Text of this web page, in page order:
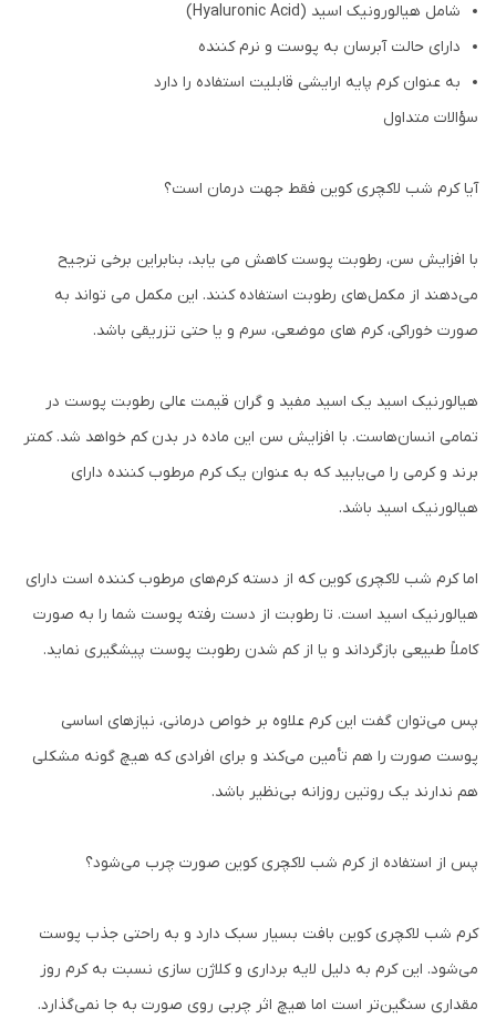
شامل هیالورونیک اسید (Hyaluronic Acid)
دارای حالت آبرسان به پوست و نرم کننده
به عنوان کرم پایه ارایشی قابلیت استفاده را دارد
سؤالات متداول
آیا کرم شب لاکچری کوین فقط جهت درمان است؟
با افزایش سن، رطوبت پوست کاهش می یابد، بنابراین برخی ترجیح
می‌دهند از مکمل‌های رطوبت استفاده کنند. این مکمل می تواند به
صورت خوراکی، کرم های موضعی، سرم و یا حتی تزریقی باشد.
هیالورنیک اسید یک اسید مفید و گران قیمت عالی رطوبت پوست در
تمامی انسان‌هاست. با افزایش سن این ماده در بدن کم خواهد شد. کمتر
برند و کرمی را می‌یابید که به عنوان یک کرم مرطوب کننده دارای
هیالورنیک اسید باشد.
اما کرم شب لاکچری کوین که از دسته کرم‌های مرطوب کننده‌ است دارای
هیالورنیک اسید است. تا رطوبت از دست رفته پوست شما را به صورت
کاملاً طبیعی بازگرداند و یا از کم شدن رطوبت پوست پیشگیری نماید.
پس می‌توان گفت این کرم علاوه بر خواص درمانی، نیازهای اساسی
پوست صورت را هم تأمین می‌کند و برای افرادی که هیچ گونه مشکلی
هم ندارند یک روتین روزانه بی‌نظیر باشد.
پس از استفاده از کرم شب لاکچری کوین صورت چرب می‌شود؟
کرم شب لاکچری کوین بافت بسیار سبک دارد و به راحتی جذب پوست
می‌شود. این کرم به دلیل لایه برداری و کلاژن سازی نسبت به کرم روز
مقداری سنگین‌تر است اما هیچ اثر چربی روی صورت به جا نمی‌گذارد.